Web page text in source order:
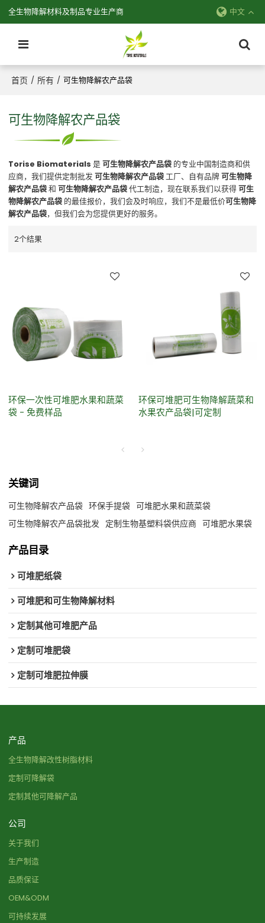
全生物降解材料及制品专业生产商 中文
首页 / 所有 / 可生物降解农产品袋
可生物降解农产品袋
Torise Biomaterials 是可生物降解农产品袋 的专业中国制造商和供
应商，我们提供定制批发可生物降解农产品袋工厂、自有品牌可生物降
解农产品袋和可生物降解农产品袋代工制造，现在联系我们以获得可生
物降解农产品袋 的最佳报价，我们会及时响应，我们不是最低价可生物降
解农产品袋，但我们会为您提供更好的服务。
2个结果
环保一次性可堆肥水果和蔬菜
袋 - 免费样品
环保可堆肥可生物降解蔬菜和
水果农产品袋|可定制
关键词
可生物降解农产品袋 环保手提袋 可堆肥水果和蔬菜袋
可生物降解农产品袋批发 定制生物基塑料袋供应商 可堆肥水果袋
产品目录
可堆肥纸袋
可堆肥和可生物降解材料
定制其他可堆肥产品
定制可堆肥袋
定制可堆肥拉伸膜
产品
全生物降解改性树脂材料
定制可降解袋
定制其他可降解产品
公司
关于我们
生产制造
品质保证
OEM&ODM
可持续发展